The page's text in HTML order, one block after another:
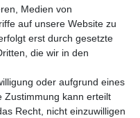
Widerrufs­recht
Medien von
auf unsere Website zu
erst durch gesetzte
die wir in den
oder aufgrund eines
Zustimmung kann erteilt
Recht, nicht einzuwilligen